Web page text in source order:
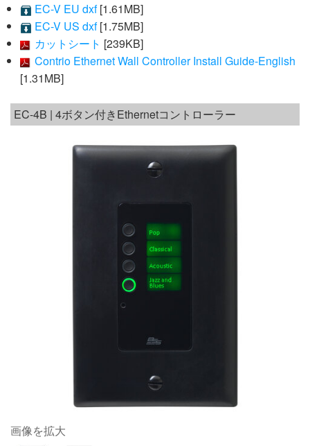
EC-V EU dxf[1.61MB]
EC-V US dxf[1.75MB]
カットシート [239KB]
Contrio Ethernet Wall Controller Install Guide-English
[1.31MB]
EC-4B | 4ボタン付きEthernetコントローラー
画像を拡大